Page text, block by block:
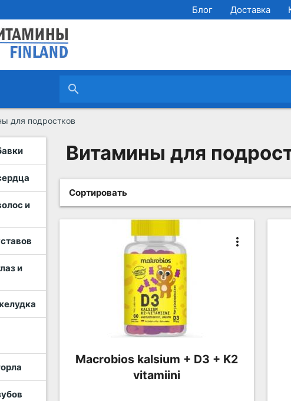
Блог Доставка
search
для подростков
и
и
Витамины для
Сортировать
more_vert
Macrobios kalsium + D3 + K2
vitamiini